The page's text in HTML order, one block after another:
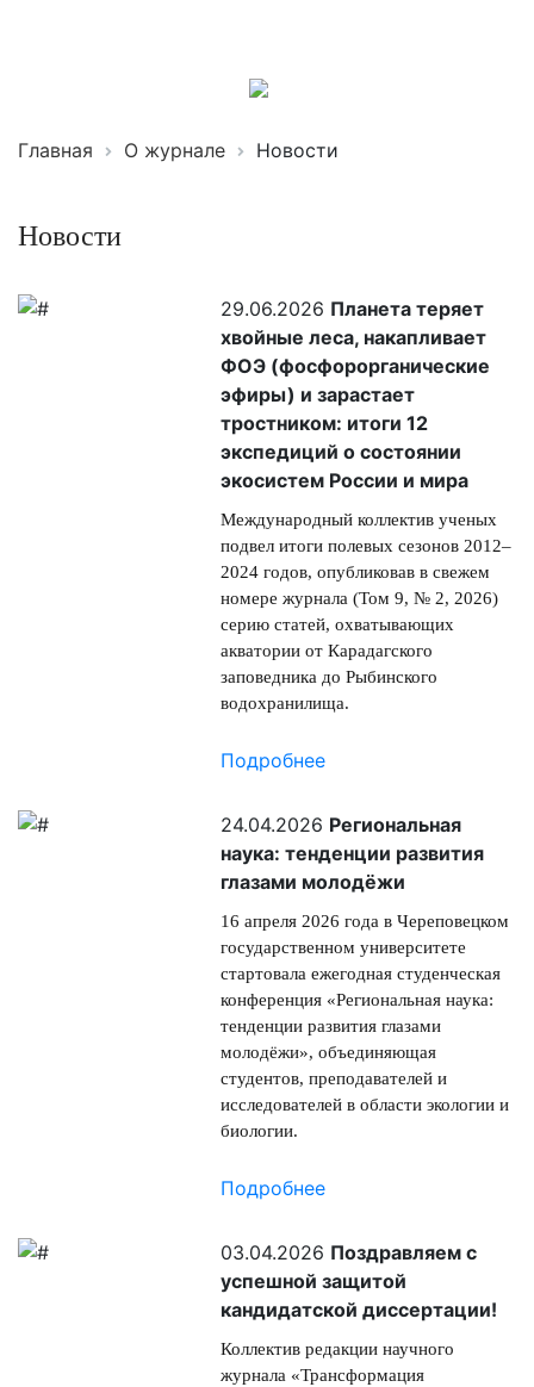
Главная О журнале Новости
Новости
29.06.2026 Планета теряет
хвойные леса, накапливает
ФОЭ (фосфорорганические
эфиры) и зарастает
тростником: итоги 12
экспедиций о состоянии
экосистем России и мира
Международный коллектив ученых
подвел итоги полевых сезонов 2012–
2024 годов, опубликовав в свежем
номере журнала (Том 9, № 2, 2026)
серию статей, охватывающих
акватории от Карадагского
заповедника до Рыбинского
водохранилища.
Подробнее
24.04.2026 Региональная
наука: тенденции развития
глазами молодёжи
16 апреля 2026 года в Череповецком
государственном университете
стартовала ежегодная студенческая
конференция «Региональная наука:
тенденции развития глазами
молодёжи», объединяющая
студентов, преподавателей и
исследователей в области экологии и
биологии.
Подробнее
03.04.2026 Поздравляем с
успешной защитой
кандидатской диссертации!
Коллектив редакции научного
журнала «Трансформация